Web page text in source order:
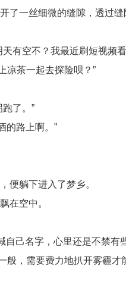
了一丝细微的缝隙，透过缝
有空不？我最近刷短视频
凉茶一起去探险呗？”
了。”
的路上啊。”
便躺下进入了梦乡。
在空中。
自己名字，心里还是不禁有
般，需要费力地扒开雾霾才